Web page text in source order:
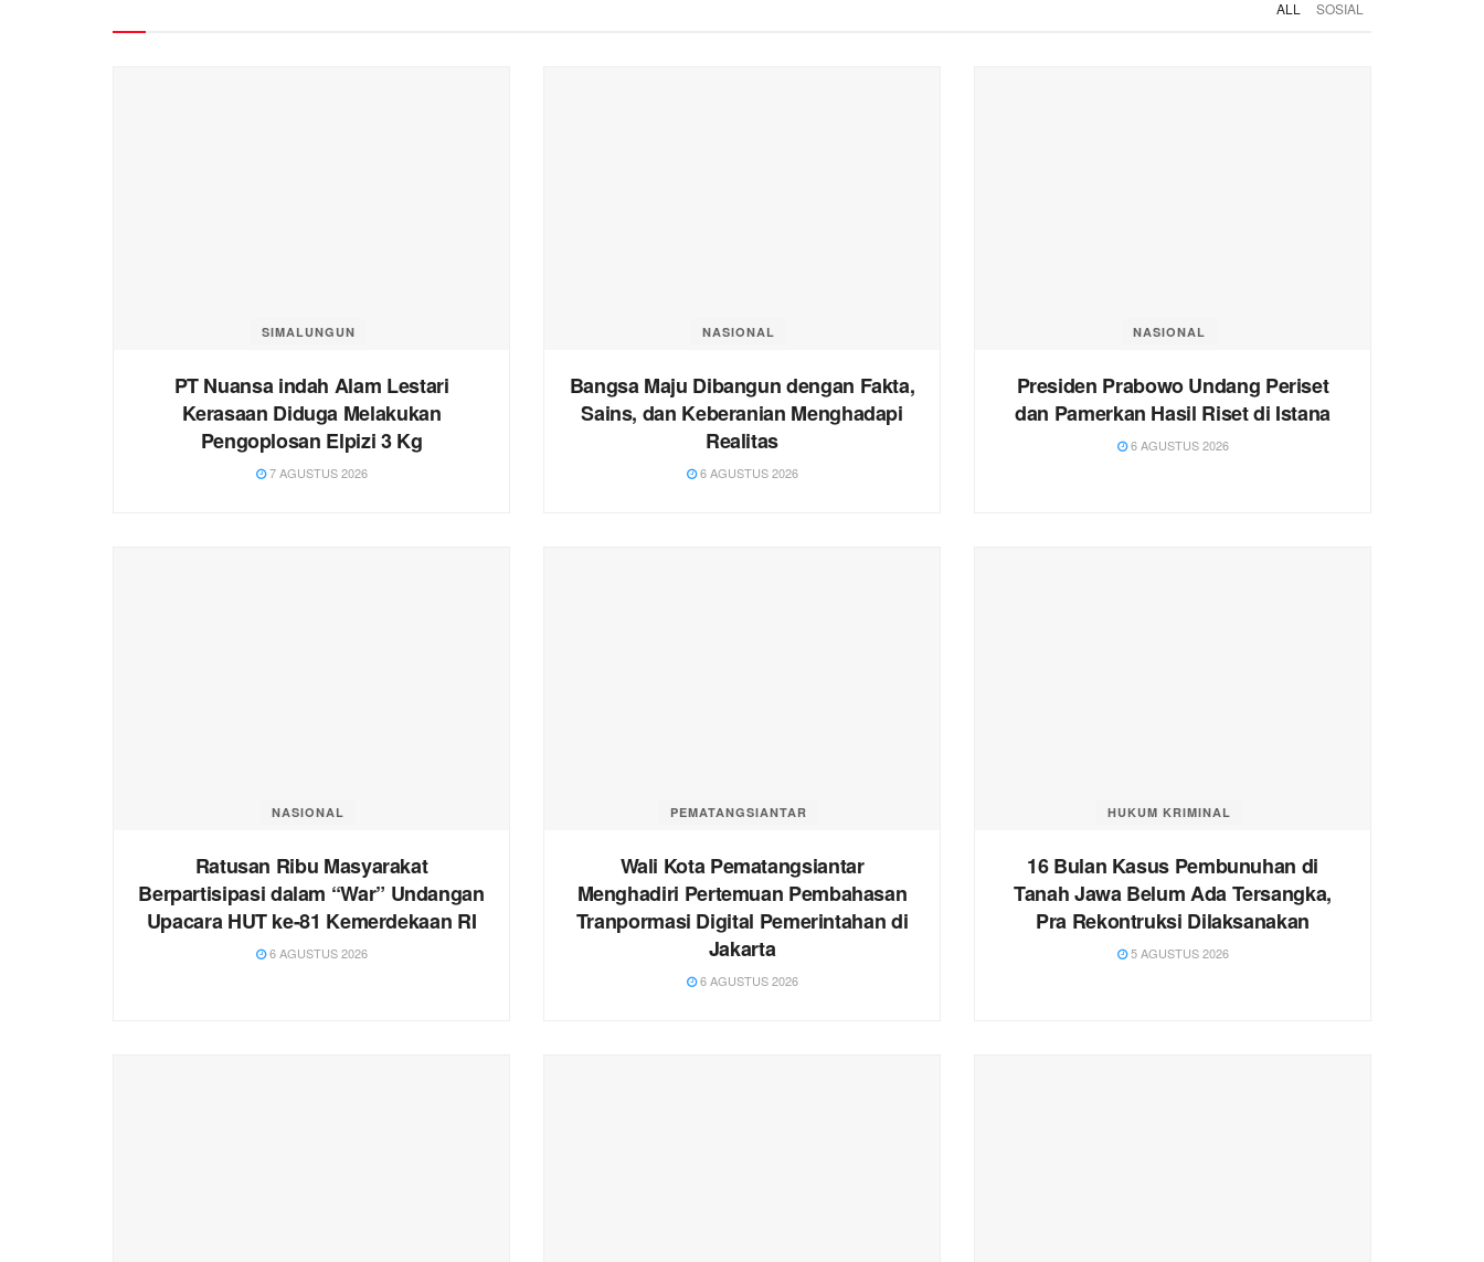
ALL SOSIAL
SIMALUNGUN
PT Nuansa indah Alam Lestari
Kerasaan Diduga Melakukan
Pengoplosan Elpizi 3 Kg
7 AGUSTUS 2026
NASIONAL
Bangsa Maju Dibangun dengan Fakta,
Sains, dan Keberanian Menghadapi
Realitas
6 AGUSTUS 2026
NASIONAL
Presiden Prabowo Undang Periset
dan Pamerkan Hasil Riset di Istana
6 AGUSTUS 2026
NASIONAL
Ratusan Ribu Masyarakat
Berpartisipasi dalam “War” Undangan
Upacara HUT ke-81 Kemerdekaan RI
6 AGUSTUS 2026
PEMATANGSIANTAR
Wali Kota Pematangsiantar
Menghadiri Pertemuan Pembahasan
Tranpormasi Digital Pemerintahan di
Jakarta
6 AGUSTUS 2026
HUKUM KRIMINAL
16 Bulan Kasus Pembunuhan di
Tanah Jawa Belum Ada Tersangka,
Pra Rekontruksi Dilaksanakan
5 AGUSTUS 2026